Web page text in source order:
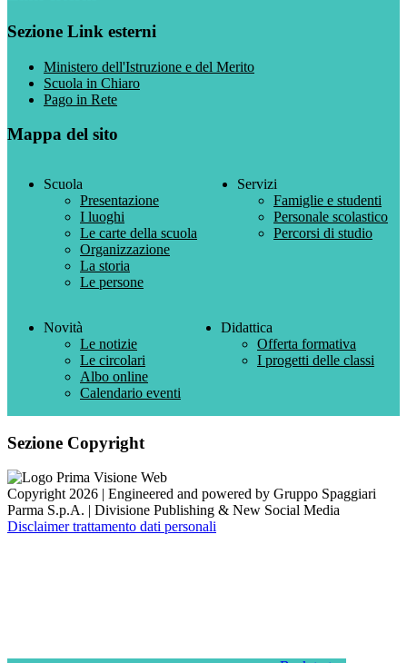
Sezione Link esterni
Ministero dell'Istruzione e del Merito
Scuola in Chiaro
Pago in Rete
Mappa del sito
Scuola
Presentazione
I luoghi
Le carte della scuola
Organizzazione
La storia
Le persone
Servizi
Famiglie e studenti
Personale scolastico
Percorsi di studio
Novità
Le notizie
Le circolari
Albo online
Calendario eventi
Didattica
Offerta formativa
I progetti delle classi
Sezione Copyright
Copyright 2026 | Engineered and powered by Gruppo Spaggiari
Parma S.p.A. | Divisione Publishing & New Social Media
Disclaimer trattamento dati personali